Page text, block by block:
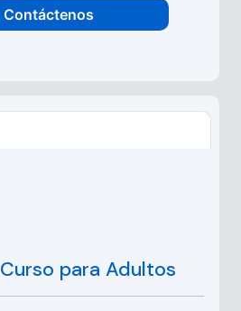
Contáctenos
Curso para Adultos